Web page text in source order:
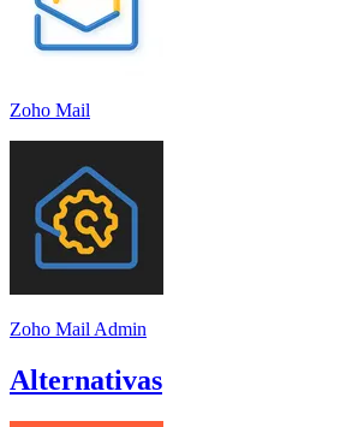
Zoho Mail
Zoho Mail Admin
Alternativas